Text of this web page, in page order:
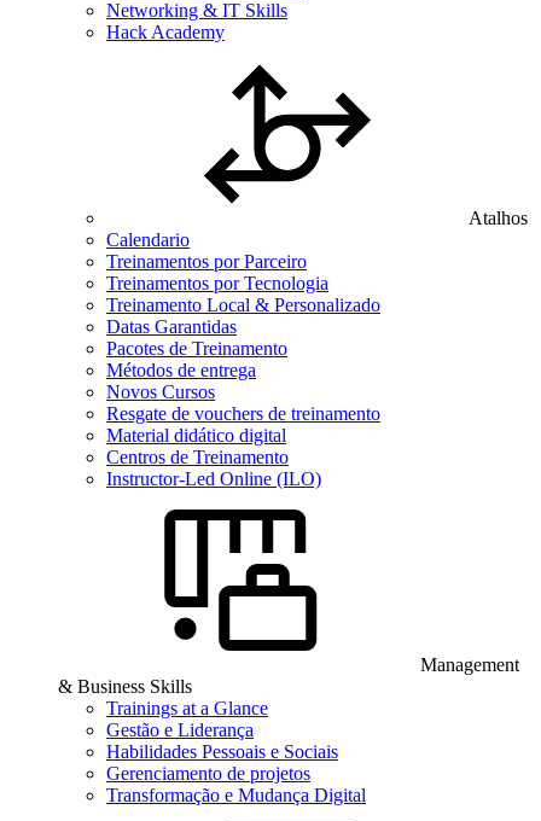
Networking & IT Skills
Hack Academy
Atalhos
Calendario
Treinamentos por Parceiro
Treinamentos por Tecnologia
Treinamento Local & Personalizado
Datas Garantidas
Pacotes de Treinamento
Métodos de entrega
Novos Cursos
Resgate de vouchers de treinamento
Material didático digital
Centros de Treinamento
Instructor-Led Online (ILO)
Management
& Business Skills
Trainings at a Glance
Gestão e Liderança
Habilidades Pessoais e Sociais
Gerenciamento de projetos
Transformação e Mudança Digital